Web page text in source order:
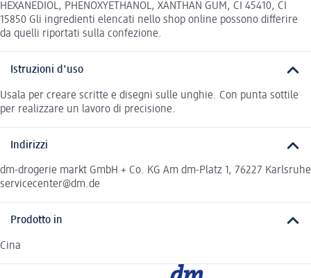
HEXANEDIOL, PHENOXYETHANOL, XANTHAN GUM, CI 45410, CI
15850 Gli ingredienti elencati nello shop online possono differire
da quelli riportati sulla confezione.
Istruzioni d'uso
Usala per creare scritte e disegni sulle unghie. Con punta sottile
per realizzare un lavoro di precisione.
Indirizzi
dm-drogerie markt GmbH + Co. KG Am dm-Platz 1, 76227 Karlsruhe
servicecenter@dm.de
Prodotto in
Cina